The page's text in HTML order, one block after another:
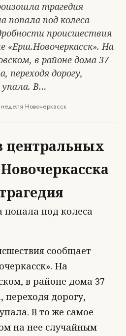
трагедия
попала под колеса
происшествия
«Ерш.Новочеркасск». На
в районе дома 37
переходя дорогу,
упала. В…
•Новочеркасск
центральных
под колеса
сообщает
На
в районе дома 37
дорогу,
В то же самое
на нее случайным